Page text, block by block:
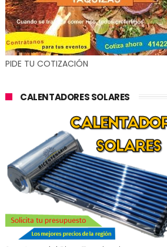
PIDE TU COTIZACIÓN
CALENTADORES SOLARES